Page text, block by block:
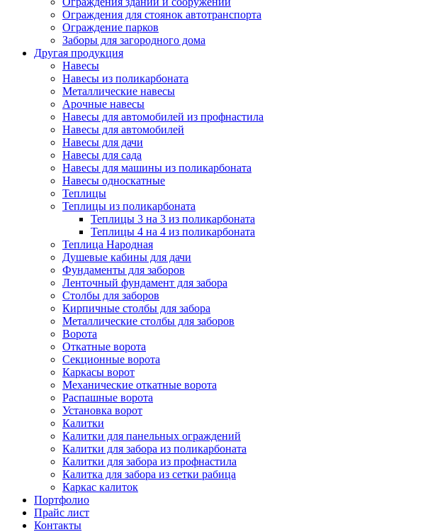
Ограждения для стоянок автотранспорта
Ограждение парков
Заборы для загородного дома
Другая продукция
Навесы
Навесы из поликарбоната
Металлические навесы
Арочные навесы
Навесы для автомобилей из профнастила
Навесы для автомобилей
Навесы для дачи
Навесы для сада
Навесы для машины из поликарбоната
Навесы односкатные
Теплицы
Теплицы из поликарбоната
Теплицы 3 на 3 из поликарбоната
Теплицы 4 на 4 из поликарбоната
Теплица Народная
Душевые кабины для дачи
Фундаменты для заборов
Ленточный фундамент для забора
Столбы для заборов
Кирпичные столбы для забора
Металлические столбы для заборов
Ворота
Откатные ворота
Секционные ворота
Каркасы ворот
Механические откатные ворота
Распашные ворота
Установка ворот
Калитки
Калитки для панельных ограждений
Калитки для забора из поликарбоната
Калитки для забора из профнастила
Калитка для забора из сетки рабица
Каркас калиток
Портфолио
Прайс лист
Контакты